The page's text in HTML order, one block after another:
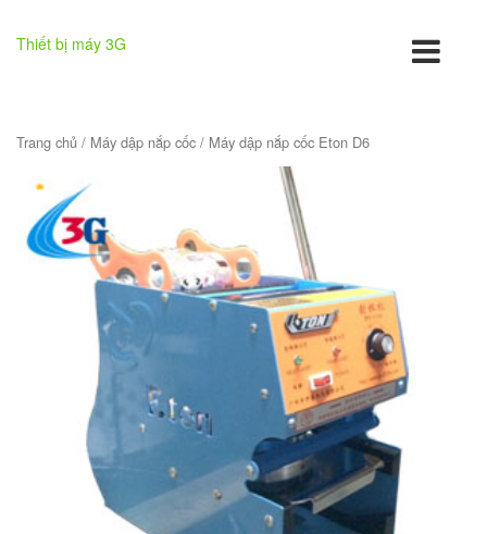
Thiết bị máy 3G
Trang chủ / Máy dập nắp cốc / Máy dập nắp cốc Eton D6